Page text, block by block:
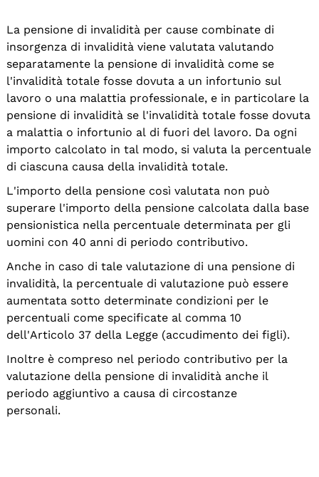
La pensione di invalidità per cause combinate di
insorgenza di invalidità viene valutata valutando
separatamente la pensione di invalidità come se
l'invalidità totale fosse dovuta a un infortunio sul
lavoro o una malattia professionale, e in particolare la
pensione di invalidità se l'invalidità totale fosse dovuta
a malattia o infortunio al di fuori del lavoro. Da ogni
importo calcolato in tal modo, si valuta la percentuale
di ciascuna causa della invalidità totale.
L'importo della pensione così valutata non può
superare l'importo della pensione calcolata dalla base
pensionistica nella percentuale determinata per gli
uomini con 40 anni di periodo contributivo.
Anche in caso di tale valutazione di una pensione di
invalidità, la percentuale di valutazione può essere
aumentata sotto determinate condizioni per le
percentuali come specificate al comma 10
dell'Articolo 37 della Legge (accudimento dei figli).
Inoltre è compreso nel periodo contributivo per la
valutazione della pensione di invalidità anche il
periodo aggiuntivo a causa di circostanze
personali.